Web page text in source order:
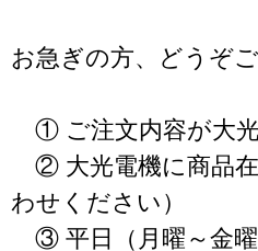
お急ぎの方、どうぞ
① ご注文内容が大
② 大光電機に商品在
わせください）
③ 平日（月曜～金曜